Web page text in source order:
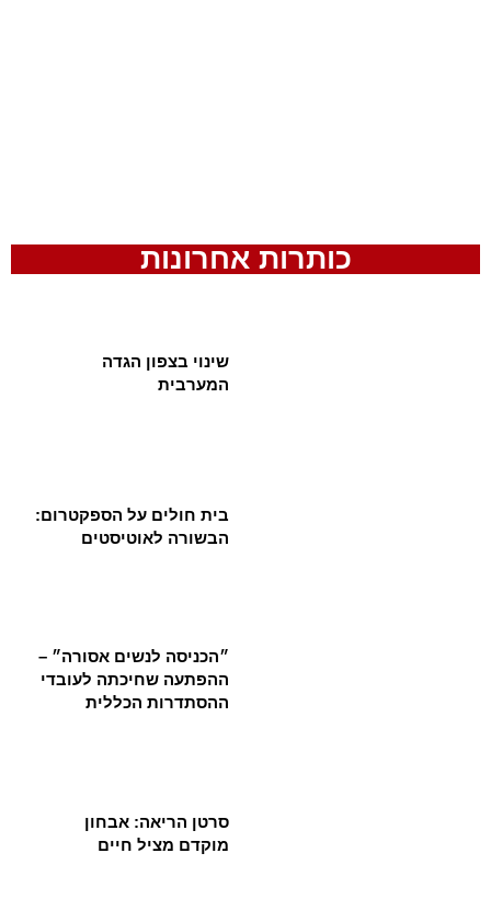
כותרות אחרונות
שינוי בצפון הגדה
המערבית
בית חולים על הספקטרום:
הבשורה לאוטיסטים
״הכניסה לנשים אסורה״ –
ההפתעה שחיכתה לעובדי
ההסתדרות הכללית
סרטן הריאה: אבחון
מוקדם מציל חיים